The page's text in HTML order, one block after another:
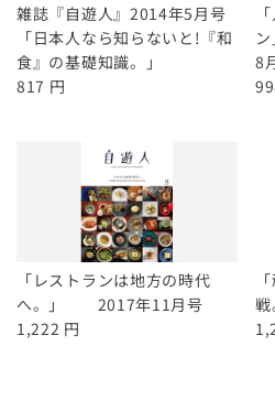
雑誌『自遊人』2014年5月号
「日本人なら知らないと!『和
食』の基礎知識。」
817 円
8
「レストランは地方の時代
へ。」 2017年11月号
1,222 円